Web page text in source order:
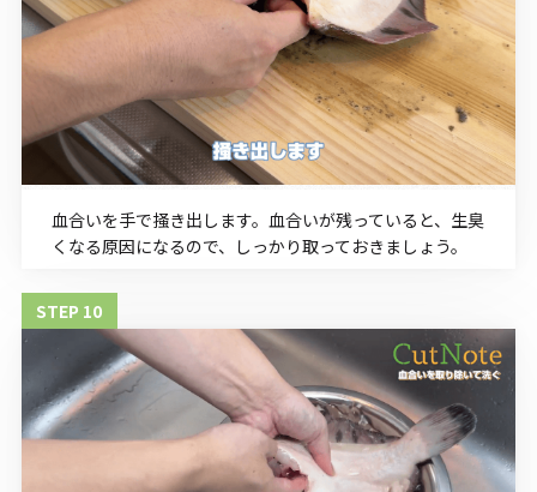
血合いを手で掻き出します。血合いが残っていると、生臭
くなる原因になるので、しっかり取っておきましょう。